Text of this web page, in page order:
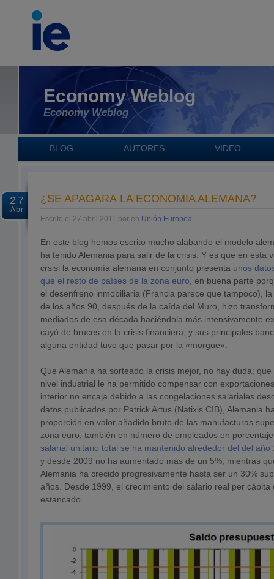
Economy Weblog
Economy Weblog
BLOG AUTORES VIDEO
27
Abr
¿SE APAGARÁ LA ECONOMÍA ALEMANA?
Escrito el 27 abril 2011 por en Unión Europea
En este blog hemos escrito mucho alabando el modelo
ha tenido Alemania para salir de la crisis. Y es que en esta
crsisi la economía alemana en conjunto presenta unos
que el resto de países de la zona euro , en buena parte
el desenfreno inmobiliaria (Francia parece que tampoco),
de los años 90, después de la caída del Muro, hizo
mediados de esa década haciéndola más intensivamente
cayó de bruces en la crisis financiera, y sus principales
alguna entidad tuvo que pasar por la «morgue».
Que Alemania ha sorteado la crisis mejor, no hay duda;
nivel industrial le ha permitido compensar con
interior no encaja debido a las congelaciones salariales
datos publicados por Patrick Artus (Natixis CIB), Alemania
proporción en valor añadido bruto de las manufacturas
zona euro, también en número de empleados en
salarial unitario total se ha mantenido alrededor del del año
y desde 2009 no ha aumentado más de un 5%, mientras
Alemania ha crecido progresivamente hasta ser un 30%
años. Desde 1999, el crecimiento del salario real per cápita
estancado.